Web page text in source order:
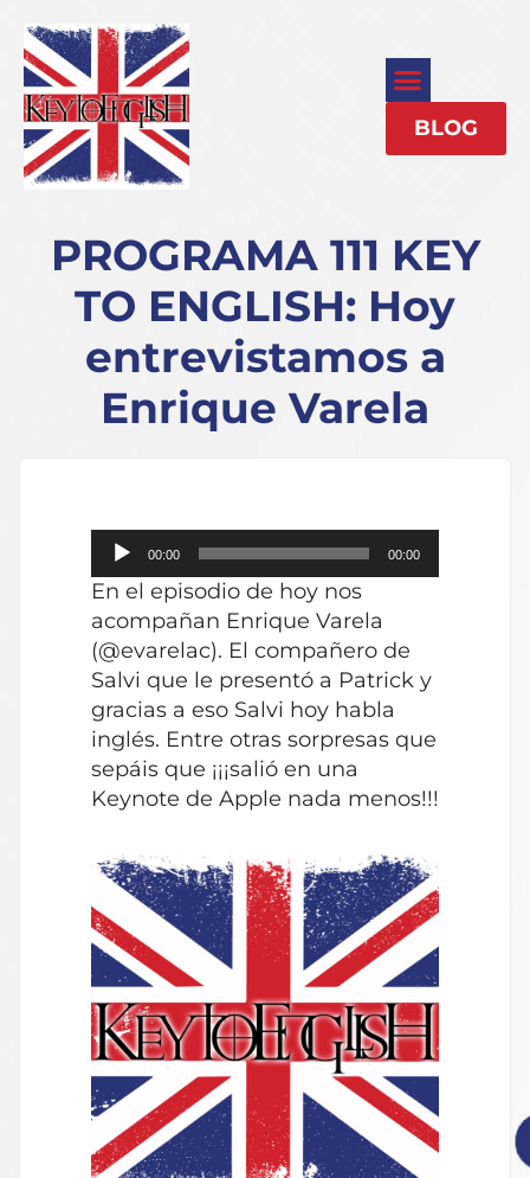
BLOG
PROGRAMA 111 KEY
TO ENGLISH: Hoy
entrevistamos a
Enrique Varela
Reproductor
de
audio
00:00 00:00
En el episodio de hoy nos
acompañan Enrique Varela
(@evarelac). El compañero de
Salvi que le presentó a Patrick y
gracias a eso Salvi hoy habla
inglés. Entre otras sorpresas que
sepáis que ¡¡¡salió en una
Keynote de Apple nada menos!!!